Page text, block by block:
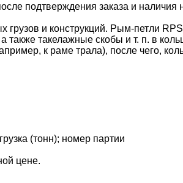
подтверждения заказа и наличия
и конструкций. Рым-петли
такелажные скобы и т. п. в
к раме трала), после чего,
(тонн); номер партии
цене.